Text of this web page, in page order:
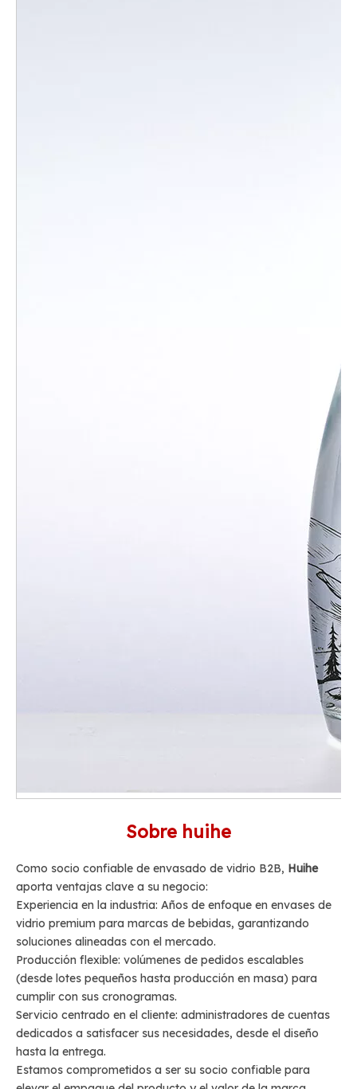
Sobre huihe
Como socio confiable de envasado de vidrio B2B, Huihe
aporta ventajas clave a su negocio:
Experiencia en la industria: Años de enfoque en envases de
vidrio premium para marcas de bebidas, garantizando
soluciones alineadas con el mercado.
Producción flexible: volúmenes de pedidos escalables
(desde lotes pequeños hasta producción en masa) para
cumplir con sus cronogramas.
Servicio centrado en el cliente: administradores de cuentas
dedicados a satisfacer sus necesidades, desde el diseño
hasta la entrega.
Estamos comprometidos a ser su socio confiable para